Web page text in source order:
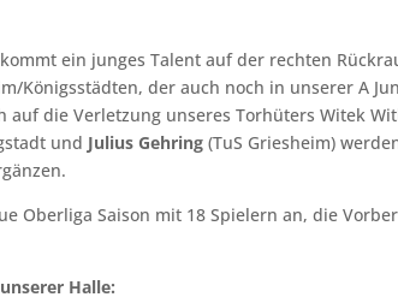
kommt ein junges Talent auf der rechten
Königsstädten, der auch noch in unserer A
auf die Verletzung unseres Torhüters Witek
und Julius Gehring (TuS Griesheim)
Oberliga Saison mit 18 Spielern an, die
Halle: